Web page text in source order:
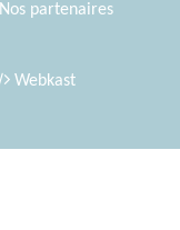
Nos partenaires
Webkast